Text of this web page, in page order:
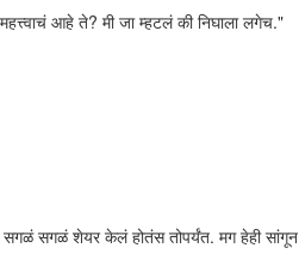
आहे ते? मी जा म्हटलं की निघाला लगेच."
सगळं सगळं शेयर केलं होतंस तोपर्यंत. मग हेही सांगून